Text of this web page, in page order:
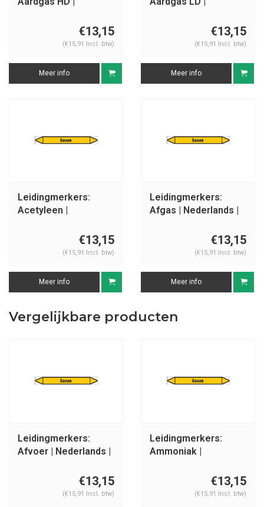
€13,15
(€15,91 Incl. btw)
Meer info
€13,15
(€15,91 Incl. btw)
Meer info
Leidingmerkers:
Acetyleen |
€13,15
(€15,91 Incl. btw)
Meer info
Leidingmerkers:
Afgas | Nederlands |
€13,15
(€15,91 Incl. btw)
Meer info
Vergelijkbare producten
Leidingmerkers:
Afvoer | Nederlands |
€13,15
(€15,91 Incl. btw)
Leidingmerkers:
Ammoniak |
€13,15
(€15,91 Incl. btw)